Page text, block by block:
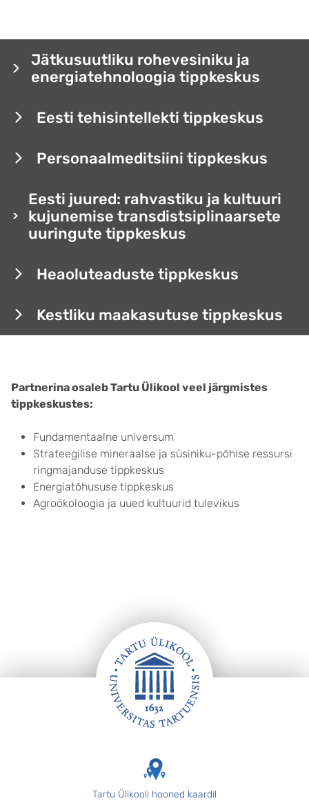
Jätkusuutliku rohevesiniku ja
energiatehnoloogia tippkeskus
Eesti tehisintellekti tippkeskus
Personaalmeditsiini tippkeskus
Eesti juured: rahvastiku ja kultuuri
kujunemise transdistsiplinaarsete
uuringute tippkeskus
Heaoluteaduste tippkeskus
Kestliku maakasutuse tippkeskus
Partnerina osaleb Tartu Ülikool veel järgmistes
tippkeskustes:
Fundamentaalne universum
Strateegilise mineraalse ja süsiniku-põhise ressursi
ringmajanduse tippkeskus
Energiatõhususe tippkeskus
Agroökoloogia ja uued kultuurid tulevikus
Tartu Ülikooli hooned kaardil